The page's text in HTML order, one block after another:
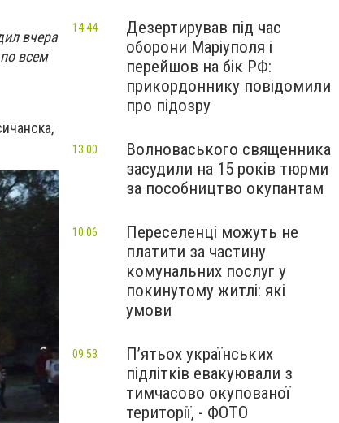
вчера
всем
Дезертирував під час
оборони Маріуполя і
перейшов на бік РФ:
прикордоннику повідомили
про підозру
14:44
Волноваського священника
засудили на 15 років тюрми
за пособництво окупантам
13:00
Переселенці можуть не
платити за частину
комунальних послуг у
покинутому житлі: які
умови
10:06
П’ятьох українських
підлітків евакуювали з
тимчасово окупованої
території, - ФОТО
09:53